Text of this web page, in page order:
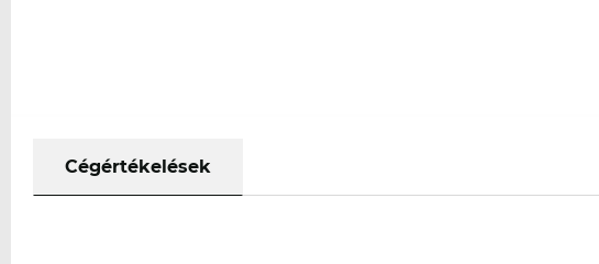
Cégértékelések